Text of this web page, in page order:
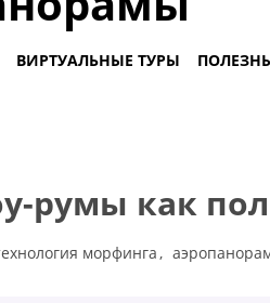
ВИРТУАЛЬНЫЕ ТУРЫ
румы как
морфинга